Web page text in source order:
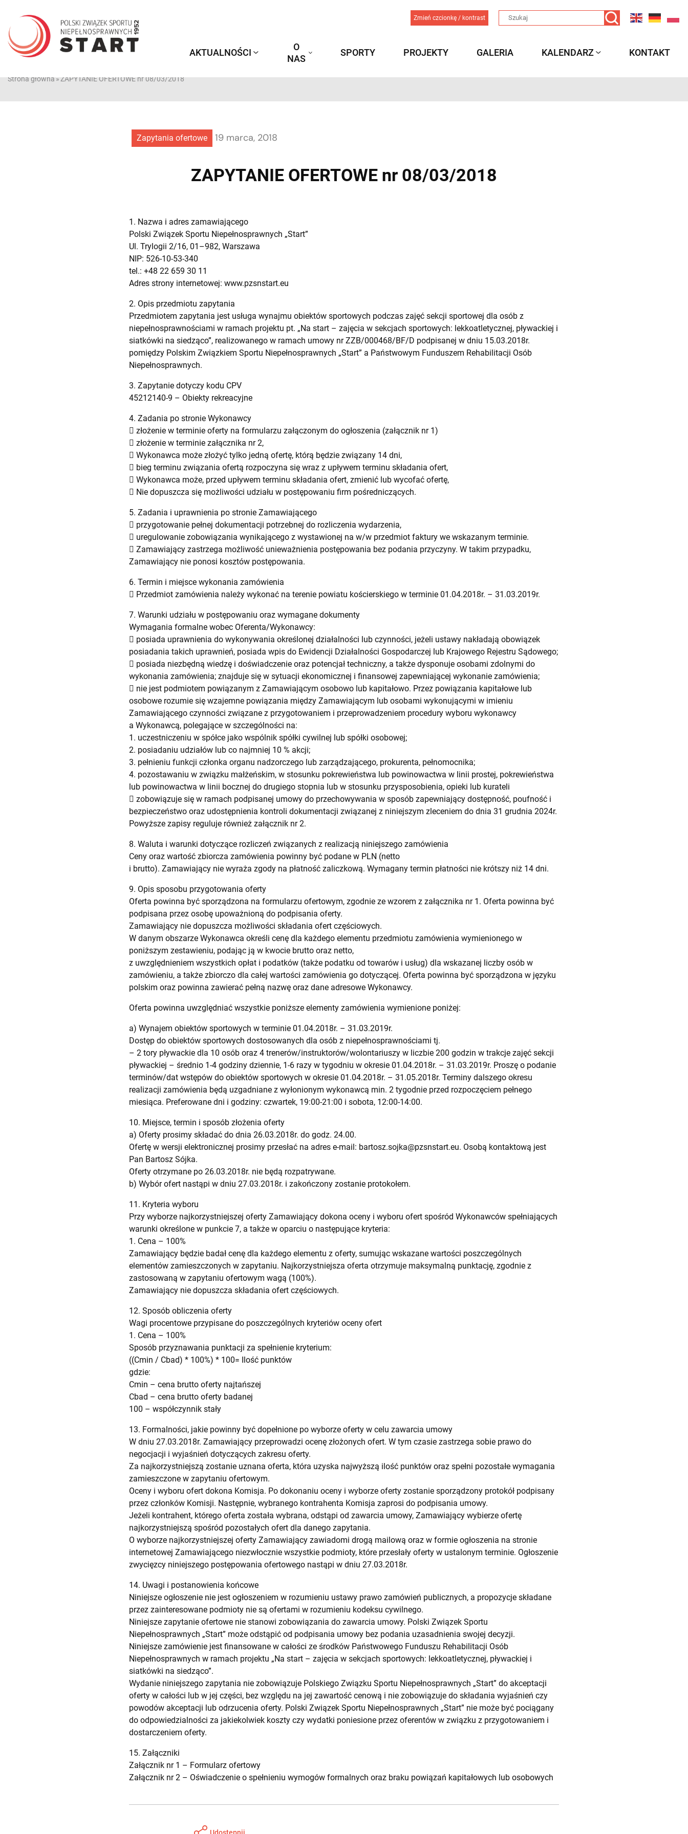
treści
Zmień czcionkę / kontrast
AKTUALNOŚCI
O
NAS
SPORTY PROJEKTY GALERIA KALENDARZ KONTAKT
Strona główna»ZAPYTANIE OFERTOWE nr 08/03/2018
Zapytania ofertowe 19 marca, 2018
ZAPYTANIE OFERTOWE nr 08/03/2018
1. Nazwa i adres zamawiającego
Polski Związek Sportu Niepełnosprawnych „Start”
Ul. Trylogii 2/16, 01–982, Warszawa
NIP: 526-10-53-340
tel.: +48 22 659 30 11
Adres strony internetowej: www.pzsnstart.eu
2. Opis przedmiotu zapytania
Przedmiotem zapytania jest usługa wynajmu obiektów sportowych podczas zajęć sekcji sportowej dla osób z
niepełnosprawnościami w ramach projektu pt. „Na start – zajęcia w sekcjach sportowych: lekkoatletycznej, pływackiej i
siatkówki na siedząco”, realizowanego w ramach umowy nr ZZB/000468/BF/D podpisanej w dniu 15.03.2018r.
pomiędzy Polskim Związkiem Sportu Niepełnosprawnych „Start” a Państwowym Funduszem Rehabilitacji Osób
Niepełnosprawnych.
3. Zapytanie dotyczy kodu CPV
45212140-9 – Obiekty rekreacyjne
4. Zadania po stronie Wykonawcy
 złożenie w terminie oferty na formularzu załączonym do ogłoszenia (załącznik nr 1)
 złożenie w terminie załącznika nr 2,
 Wykonawca może złożyć tylko jedną ofertę, którą będzie związany 14 dni,
 bieg terminu związania ofertą rozpoczyna się wraz z upływem terminu składania ofert,
 Wykonawca może, przed upływem terminu składania ofert, zmienić lub wycofać ofertę,
 Nie dopuszcza się możliwości udziału w postępowaniu firm pośredniczących.
5. Zadania i uprawnienia po stronie Zamawiającego
 przygotowanie pełnej dokumentacji potrzebnej do rozliczenia wydarzenia,
 uregulowanie zobowiązania wynikającego z wystawionej na w/w przedmiot faktury we wskazanym terminie.
 Zamawiający zastrzega możliwość unieważnienia postępowania bez podania przyczyny. W takim przypadku,
Zamawiający nie ponosi kosztów postępowania.
6. Termin i miejsce wykonania zamówienia
 Przedmiot zamówienia należy wykonać na terenie powiatu kościerskiego w terminie 01.04.2018r. – 31.03.2019r.
7. Warunki udziału w postępowaniu oraz wymagane dokumenty
Wymagania formalne wobec Oferenta/Wykonawcy:
 posiada uprawnienia do wykonywania określonej działalności lub czynności, jeżeli ustawy nakładają obowiązek
posiadania takich uprawnień, posiada wpis do Ewidencji Działalności Gospodarczej lub Krajowego Rejestru Sądowego;
 posiada niezbędną wiedzę i doświadczenie oraz potencjał techniczny, a także dysponuje osobami zdolnymi do
wykonania zamówienia; znajduje się w sytuacji ekonomicznej i finansowej zapewniającej wykonanie zamówienia;
 nie jest podmiotem powiązanym z Zamawiającym osobowo lub kapitałowo. Przez powiązania kapitałowe lub
osobowe rozumie się wzajemne powiązania między Zamawiającym lub osobami wykonującymi w imieniu
Zamawiającego czynności związane z przygotowaniem i przeprowadzeniem procedury wyboru wykonawcy
a Wykonawcą, polegające w szczególności na:
1. uczestniczeniu w spółce jako wspólnik spółki cywilnej lub spółki osobowej;
2. posiadaniu udziałów lub co najmniej 10 % akcji;
3. pełnieniu funkcji członka organu nadzorczego lub zarządzającego, prokurenta, pełnomocnika;
4. pozostawaniu w związku małżeńskim, w stosunku pokrewieństwa lub powinowactwa w linii prostej, pokrewieństwa
lub powinowactwa w linii bocznej do drugiego stopnia lub w stosunku przysposobienia, opieki lub kurateli
 zobowiązuje się w ramach podpisanej umowy do przechowywania w sposób zapewniający dostępność, poufność i
bezpieczeństwo oraz udostępnienia kontroli dokumentacji związanej z niniejszym zleceniem do dnia 31 grudnia 2024r.
Powyższe zapisy reguluje również załącznik nr 2.
8. Waluta i warunki dotyczące rozliczeń związanych z realizacją niniejszego zamówienia
Ceny oraz wartość zbiorcza zamówienia powinny być podane w PLN (netto
i brutto). Zamawiający nie wyraża zgody na płatność zaliczkową. Wymagany termin płatności nie krótszy niż 14 dni.
9. Opis sposobu przygotowania oferty
Oferta powinna być sporządzona na formularzu ofertowym, zgodnie ze wzorem z załącznika nr 1. Oferta powinna być
podpisana przez osobę upoważnioną do podpisania oferty.
Zamawiający nie dopuszcza możliwości składania ofert częściowych.
W danym obszarze Wykonawca określi cenę dla każdego elementu przedmiotu zamówienia wymienionego w
poniższym zestawieniu, podając ją w kwocie brutto oraz netto,
z uwzględnieniem wszystkich opłat i podatków (także podatku od towarów i usług) dla wskazanej liczby osób w
zamówieniu, a także zbiorczo dla całej wartości zamówienia go dotyczącej. Oferta powinna być sporządzona w języku
polskim oraz powinna zawierać pełną nazwę oraz dane adresowe Wykonawcy.
Oferta powinna uwzględniać wszystkie poniższe elementy zamówienia wymienione poniżej:
a) Wynajem obiektów sportowych w terminie 01.04.2018r. – 31.03.2019r.
Dostęp do obiektów sportowych dostosowanych dla osób z niepełnosprawnościami tj.
– 2 tory pływackie dla 10 osób oraz 4 trenerów/instruktorów/wolontariuszy w liczbie 200 godzin w trakcje zajęć sekcji
pływackiej – średnio 1-4 godziny dziennie, 1-6 razy w tygodniu w okresie 01.04.2018r. – 31.03.2019r. Proszę o podanie
terminów/dat wstępów do obiektów sportowych w okresie 01.04.2018r. – 31.05.2018r. Terminy dalszego okresu
realizacji zamówienia będą uzgadniane z wyłonionym wykonawcą min. 2 tygodnie przed rozpoczęciem pełnego
miesiąca. Preferowane dni i godziny: czwartek, 19:00-21:00 i sobota, 12:00-14:00.
10. Miejsce, termin i sposób złożenia oferty
a) Oferty prosimy składać do dnia 26.03.2018r. do godz. 24.00.
Ofertę w wersji elektronicznej prosimy przesłać na adres e-mail: bartosz.sojka@pzsnstart.eu. Osobą kontaktową jest
Pan Bartosz Sójka.
Oferty otrzymane po 26.03.2018r. nie będą rozpatrywane.
b) Wybór ofert nastąpi w dniu 27.03.2018r. i zakończony zostanie protokołem.
11. Kryteria wyboru
Przy wyborze najkorzystniejszej oferty Zamawiający dokona oceny i wyboru ofert spośród Wykonawców spełniających
warunki określone w punkcie 7, a także w oparciu o następujące kryteria:
1. Cena – 100%
Zamawiający będzie badał cenę dla każdego elementu z oferty, sumując wskazane wartości poszczególnych
elementów zamieszczonych w zapytaniu. Najkorzystniejsza oferta otrzymuje maksymalną punktację, zgodnie z
zastosowaną w zapytaniu ofertowym wagą (100%).
Zamawiający nie dopuszcza składania ofert częściowych.
12. Sposób obliczenia oferty
Wagi procentowe przypisane do poszczególnych kryteriów oceny ofert
1. Cena – 100%
Sposób przyznawania punktacji za spełnienie kryterium:
((Cmin / Cbad) * 100%) * 100= Ilość punktów
gdzie:
Cmin – cena brutto oferty najtańszej
Cbad – cena brutto oferty badanej
100 – współczynnik stały
13. Formalności, jakie powinny być dopełnione po wyborze oferty w celu zawarcia umowy
W dniu 27.03.2018r. Zamawiający przeprowadzi ocenę złożonych ofert. W tym czasie zastrzega sobie prawo do
negocjacji i wyjaśnień dotyczących zakresu oferty.
Za najkorzystniejszą zostanie uznana oferta, która uzyska najwyższą ilość punktów oraz spełni pozostałe wymagania
zamieszczone w zapytaniu ofertowym.
Oceny i wyboru ofert dokona Komisja. Po dokonaniu oceny i wyborze oferty zostanie sporządzony protokół podpisany
przez członków Komisji. Następnie, wybranego kontrahenta Komisja zaprosi do podpisania umowy.
Jeżeli kontrahent, którego oferta została wybrana, odstąpi od zawarcia umowy, Zamawiający wybierze ofertę
najkorzystniejszą spośród pozostałych ofert dla danego zapytania.
O wyborze najkorzystniejszej oferty Zamawiający zawiadomi drogą mailową oraz w formie ogłoszenia na stronie
internetowej Zamawiającego niezwłocznie wszystkie podmioty, które przesłały oferty w ustalonym terminie. Ogłoszenie
zwycięzcy niniejszego postępowania ofertowego nastąpi w dniu 27.03.2018r.
14. Uwagi i postanowienia końcowe
Niniejsze ogłoszenie nie jest ogłoszeniem w rozumieniu ustawy prawo zamówień publicznych, a propozycje składane
przez zainteresowane podmioty nie są ofertami w rozumieniu kodeksu cywilnego.
Niniejsze zapytanie ofertowe nie stanowi zobowiązania do zawarcia umowy. Polski Związek Sportu
Niepełnosprawnych „Start” może odstąpić od podpisania umowy bez podania uzasadnienia swojej decyzji.
Niniejsze zamówienie jest finansowane w całości ze środków Państwowego Funduszu Rehabilitacji Osób
Niepełnosprawnych w ramach projektu „Na start – zajęcia w sekcjach sportowych: lekkoatletycznej, pływackiej i
siatkówki na siedząco”.
Wydanie niniejszego zapytania nie zobowiązuje Polskiego Związku Sportu Niepełnosprawnych „Start” do akceptacji
oferty w całości lub w jej części, bez względu na jej zawartość cenową i nie zobowiązuje do składania wyjaśnień czy
powodów akceptacji lub odrzucenia oferty. Polski Związek Sportu Niepełnosprawnych „Start” nie może być pociągany
do odpowiedzialności za jakiekolwiek koszty czy wydatki poniesione przez oferentów w związku z przygotowaniem i
dostarczeniem oferty.
15. Załączniki
Załącznik nr 1 – Formularz ofertowy
Załącznik nr 2 – Oświadczenie o spełnieniu wymogów formalnych oraz braku powiązań kapitałowych lub osobowych
Udostępnij